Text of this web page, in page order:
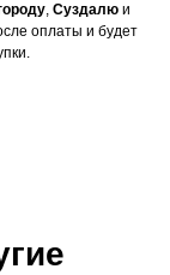
, Суздалюи
оплаты и будет